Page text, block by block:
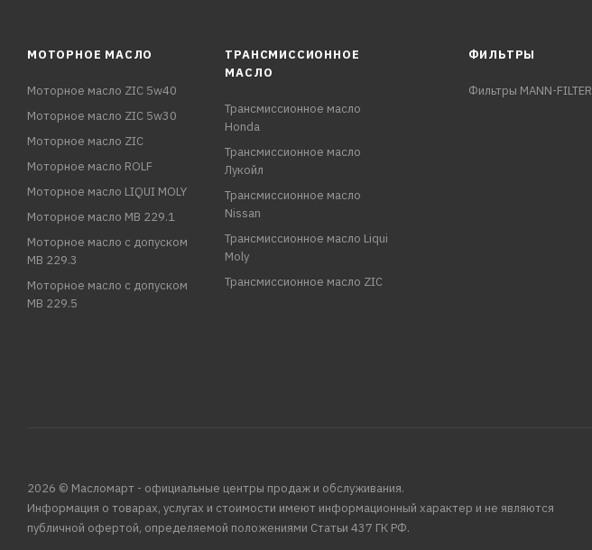
МОТОРНОЕ МАСЛО
Моторное масло ZIC 5w40
Моторное масло ZIC 5w30
Моторное масло ZIC
Моторное масло ROLF
Моторное масло LIQUI MOLY
Моторное масло MB 229.1
Моторное масло с допуском
MB 229.3
Моторное масло с допуском
MB 229.5
ТРАНСМИССИОННОЕ
МАСЛО
Трансмиссионное масло
Honda
Трансмиссионное масло
Лукойл
Трансмиссионное масло
Nissan
Трансмиссионное масло Liqui
Moly
Трансмиссионное масло ZIC
ФИЛЬТРЫ
Фильтры MANN-FILTER
2026 © Масломарт - официальные центры продаж и обслуживания.
Информация о товарах, услугах и стоимости имеют информационный характер и не являются
публичной офертой, определяемой положениями Статьи 437 ГК РФ.